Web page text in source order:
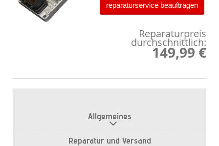
reparaturservice beauftragen
Reparaturpreis
durchschnittlich:
149,99 €
Allgemeines
Reparatur und Versand